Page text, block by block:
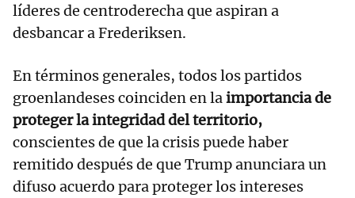
líderes de centroderecha que aspiran a
desbancar a Frederiksen.
En términos generales, todos los partidos
groenlandeses coinciden en laimportancia de
proteger la integridad del territorio,
conscientes de que la crisis puede haber
remitido después de que Trump anunciara un
difuso acuerdo para proteger los intereses